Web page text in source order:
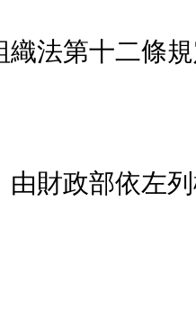
織法第十二條
由財政部依左